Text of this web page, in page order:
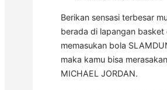
Berikan sensasi terbesar
berada di lapangan basket
memasukan bola
maka kamu bisa
MICHAEL JORDAN.